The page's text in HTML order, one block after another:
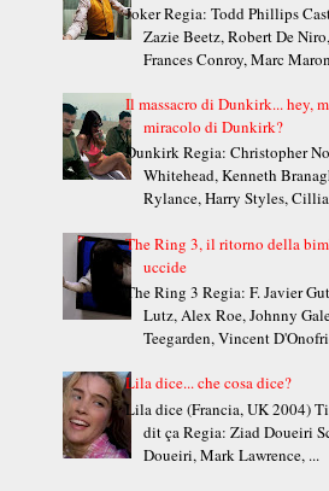
Joker Regia: Todd Phillips
Zazie Beetz, Robert De
Frances Conroy, Marc
Il massacro di Dunkirk... hey,
miracolo di Dunkirk?
Dunkirk Regia: Christopher
Whitehead, Kenneth
Rylance, Harry Styles,
The Ring 3, il ritorno della
uccide
The Ring 3 Regia: F. Javier
Lutz, Alex Roe, Johnny
Teegarden, Vincent
Lila dice... che cosa dice?
Lila dice (Francia, UK 2004)
dit ça Regia: Ziad Doueiri
Doueiri, Mark Lawrence, ...